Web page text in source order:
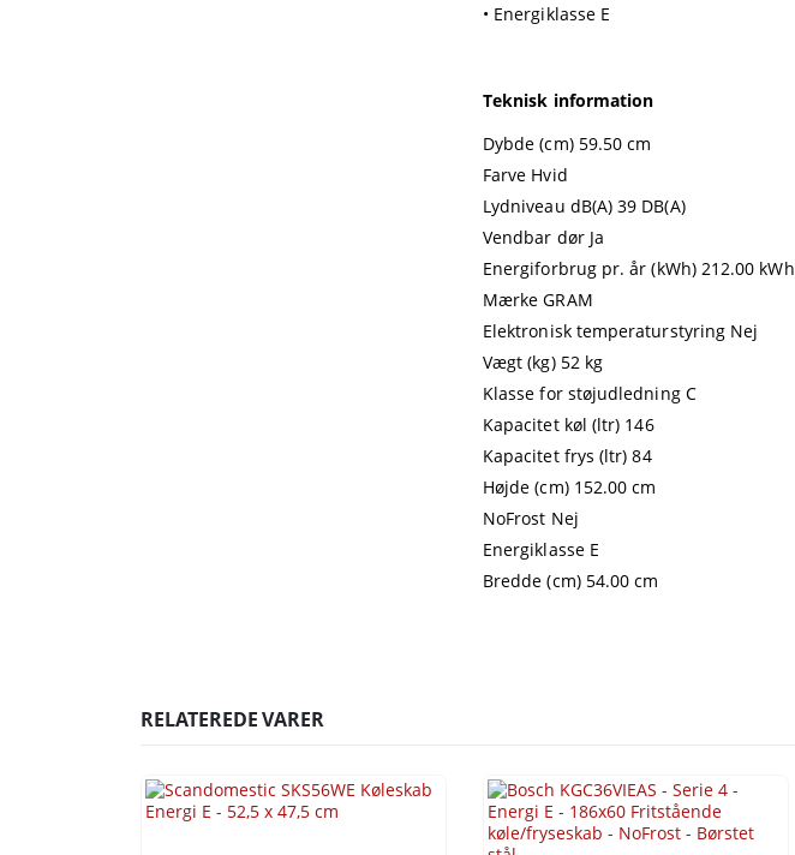
• Energiklasse E
Teknisk information
Dybde (cm) 59.50 cm
Farve Hvid
Lydniveau dB(A) 39 DB(A)
Vendbar dør Ja
Energiforbrug pr. år (kWh) 212.00 kWh
Mærke GRAM
Elektronisk temperaturstyring Nej
Vægt (kg) 52 kg
Klasse for støjudledning C
Kapacitet køl (ltr) 146
Kapacitet frys (ltr) 84
Højde (cm) 152.00 cm
NoFrost Nej
Energiklasse E
Bredde (cm) 54.00 cm
RELATEREDE VARER